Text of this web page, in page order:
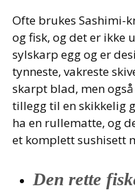
Ofte brukes Sashimi-
og fisk, og det er ikke
sylskarp egg og er
tynneste, vakreste
skarpt blad, men
tillegg til en skikkelig
ha en rullematte, og
et komplett sushisett
Den rette